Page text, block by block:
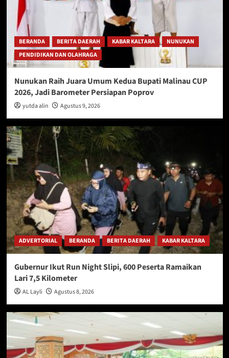
BERANDA BERITA DAERAH KABAR KALTARA
NUNUKAN
PENDIDIKAN DAN OLAHRAGA
Nunukan Raih Juara Umum Kedua Bupati Malinau CUP
2026, Jadi Barometer Persiapan Poprov
yutda alin Agustus 9, 2026
ADVERTORIAL BERANDA BERITA DAERAH KABAR KALTARA
Gubernur Ikut Run Night Slipi, 600 Peserta Ramaikan
Lari 7,5 Kilometer
AL Layli Agustus 8, 2026